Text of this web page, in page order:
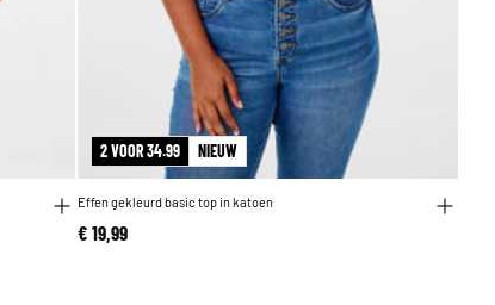
2 VOOR 34.99 NIEUW
Effen gekleurd basic top in katoen
€ 19,99